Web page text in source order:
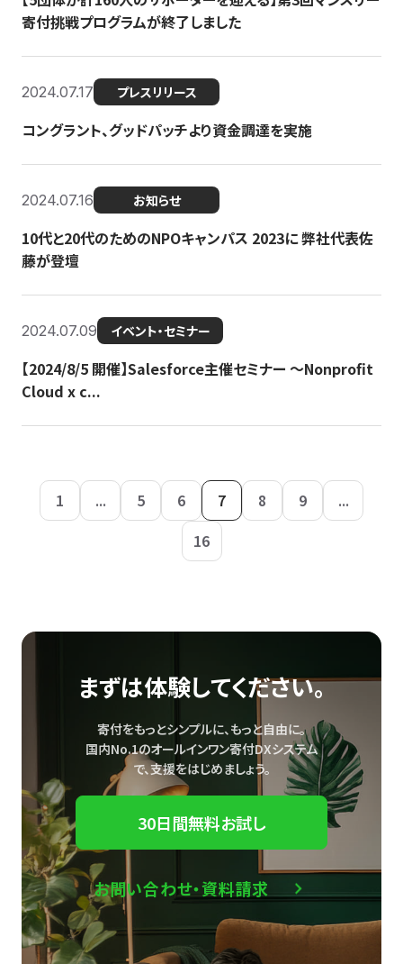
寄付挑戦プログラムが終了しました
2024.07.17 プレスリリース
コングラント、グッドパッチより資金調達を実施
2024.07.16 お知らせ
10代と20代のためのNPOキャンパス 2023に 弊社代表佐
藤が登壇
2024.07.09 イベント・セミナー
【2024/8/5 開催】Salesforce主催セミナー 〜Nonprofit
Cloud x c...
1 ... 5 6 7 8 9
...
16
まずは体験してください。
寄付をもっとシンプルに、もっと自由に。
国内No.1のオールインワン寄付DXシステム
で、支援をはじめましょう。
30日間無料お試し
お問い合わせ・資料請求